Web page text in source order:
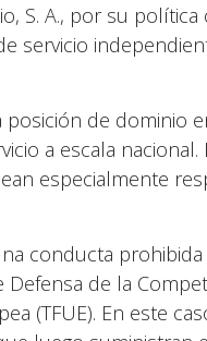
S. A., por su
servicio
de dominio
a escala
especialmente
conducta
de la
(TFUE). En este